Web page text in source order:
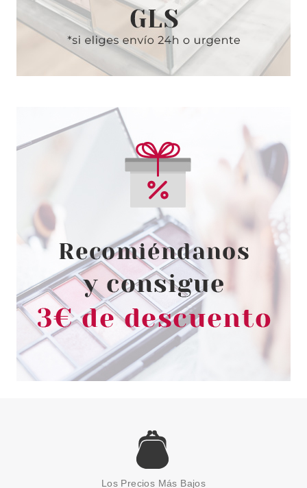
Los Precios Más Bajos